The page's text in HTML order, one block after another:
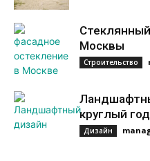
Москвы
Строительство
круглый год
Дизайн